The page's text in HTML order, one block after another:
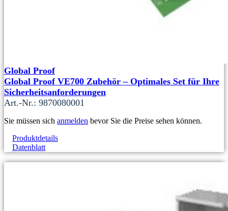
Global Proof
Global Proof VE700 Zubehör – Optimales Set für Ihre
Sicherheitsanforderungen
Art.-Nr.: 9870080001
Sie müssen sich anmelden bevor Sie die Preise sehen können.
Produktdetails
Datenblatt